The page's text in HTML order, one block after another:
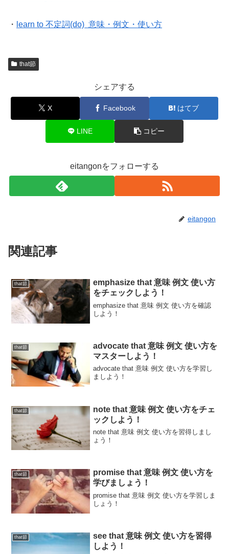
・ learn to 不定詞(do) 意味・例文・使い方
that節
シェアする
X Facebook はてブ
LINE コピー
eitangonをフォローする
eitangon
関連記事
that節
emphasize that 意味 例文 使い方
をチェックしよう！
emphasize that 意味 例文 使い方を確認
しよう！
that節
advocate that 意味 例文 使い方を
マスターしよう！
advocate that 意味 例文 使い方を学習し
ましよう！
that節
note that 意味 例文 使い方をチェ
ックしよう！
note that 意味 例文 使い方を習得しまし
ょう！
that節
promise that 意味 例文 使い方を
学びましょう！
promise that 意味 例文 使い方を学習しま
しょう！
that節
see that 意味 例文 使い方を習得
しよう！